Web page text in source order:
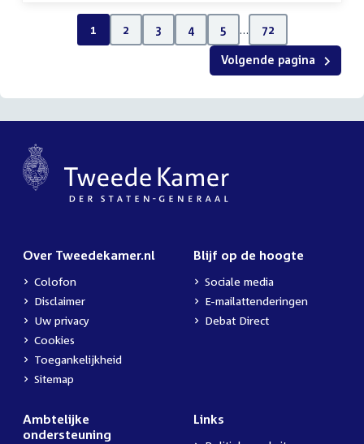
1 2 3 4 5 … 72
Volgende pagina
Over Tweedekamer.nl
Colofon
Disclaimer
Uw privacy
Cookies
Toegankelijkheid
Sitemap
Blijf op de hoogte
Sociale media
E-mailattenderingen
Debat Direct
Ambtelijke
ondersteuning
Links